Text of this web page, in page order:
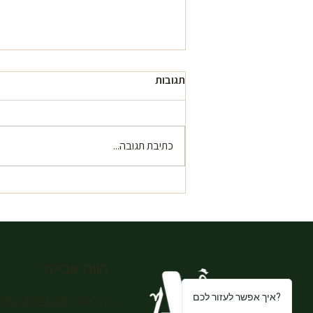
ממש מעבר לעיר
תגובות
כתיבת תגובה...
איך אפשר לעזור לכם?